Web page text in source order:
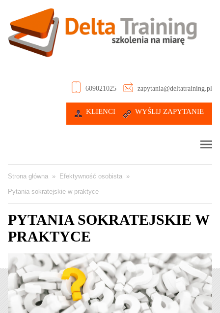
609021025 zapytania@deltatraining.pl
KLIENCI WYŚLIJ ZAPYTANIE
Strona główna » Efektywność osobista »
Pytania sokratejskie w praktyce
PYTANIA SOKRATEJSKIE W
PRAKTYCE